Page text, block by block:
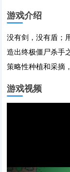
游戏介绍
没有剑，没有盾；
造出终极僵尸杀手
策略性种植和采摘
游戏视频